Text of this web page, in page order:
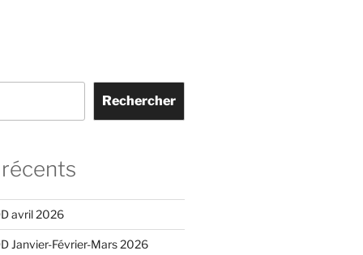
Rechercher
avril 2026
Janvier-Février-Mars 2026